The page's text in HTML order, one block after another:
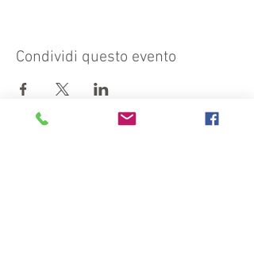
Condividi questo evento